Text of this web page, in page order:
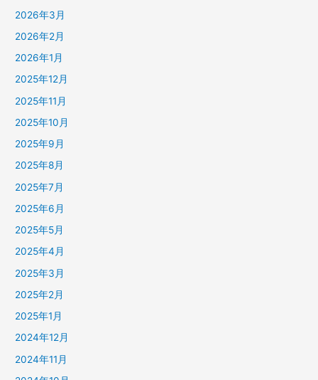
2026年3月
2026年2月
2026年1月
2025年12月
2025年11月
2025年10月
2025年9月
2025年8月
2025年7月
2025年6月
2025年5月
2025年4月
2025年3月
2025年2月
2025年1月
2024年12月
2024年11月